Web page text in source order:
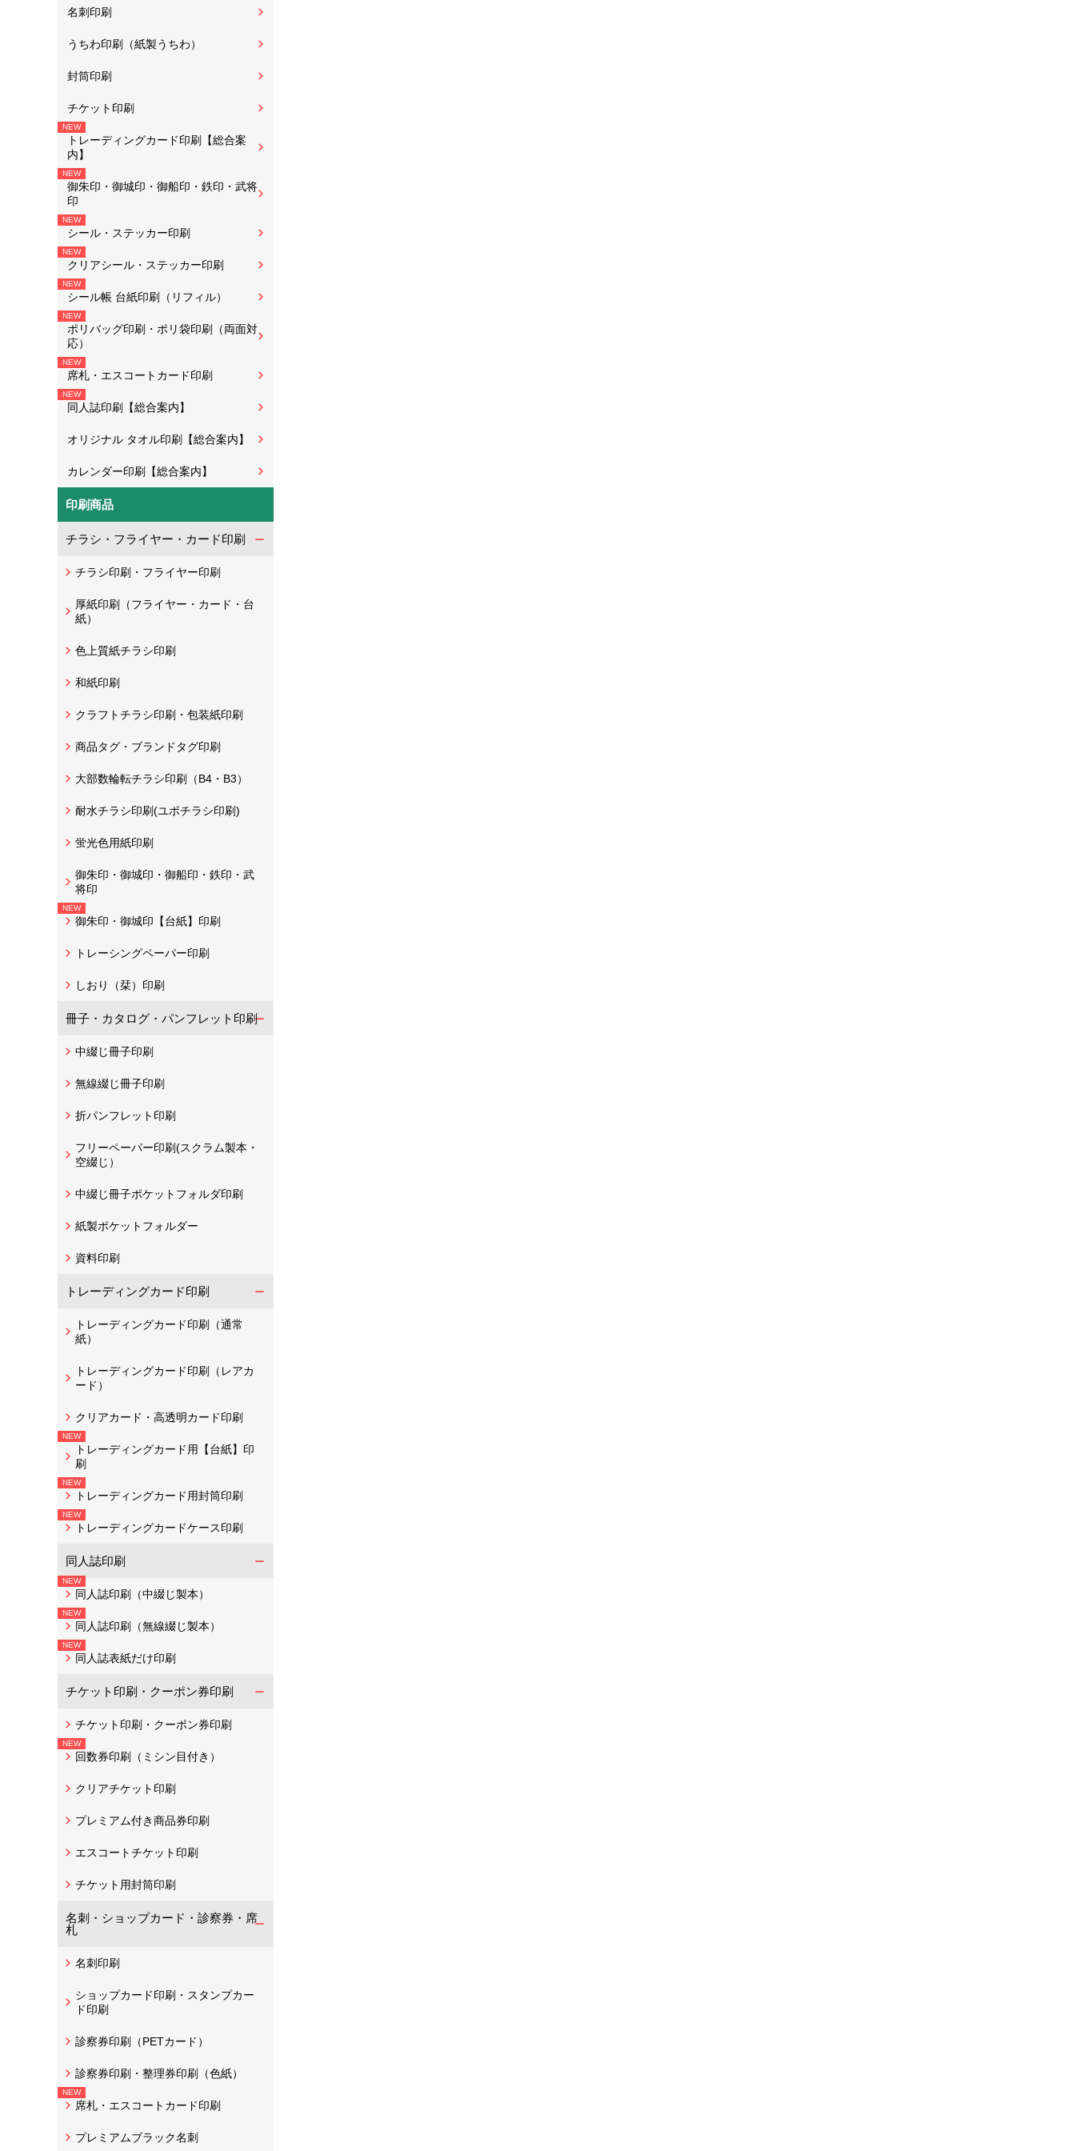
名刺印刷
うちわ印刷（紙製うちわ）
封筒印刷
チケット印刷
トレーディングカード印刷【総合案
内】
御朱印・御城印・御船印・鉄印・武将
印
シール・ステッカー印刷
クリアシール・ステッカー印刷
シール帳 台紙印刷（リフィル）
ポリバッグ印刷・ポリ袋印刷（両面対
応）
席札・エスコートカード印刷
同人誌印刷【総合案内】
オリジナル タオル印刷【総合案内】
カレンダー印刷【総合案内】
印刷商品
チラシ・フライヤー・カード印刷
チラシ印刷・フライヤー印刷
厚紙印刷（フライヤー・カード・台
紙）
色上質紙チラシ印刷
和紙印刷
クラフトチラシ印刷・包装紙印刷
商品タグ・ブランドタグ印刷
大部数輪転チラシ印刷（B4・B3）
耐水チラシ印刷(ユポチラシ印刷)
蛍光色用紙印刷
御朱印・御城印・御船印・鉄印・武
将印
御朱印・御城印【台紙】印刷
トレーシングペーパー印刷
しおり（栞）印刷
冊子・カタログ・パンフレット印刷
中綴じ冊子印刷
無線綴じ冊子印刷
折パンフレット印刷
フリーペーパー印刷(スクラム製本・
空綴じ）
中綴じ冊子ポケットフォルダ印刷
紙製ポケットフォルダー
資料印刷
トレーディングカード印刷
トレーディングカード印刷（通常
紙）
トレーディングカード印刷（レアカ
ード）
クリアカード・高透明カード印刷
トレーディングカード用【台紙】印
刷
トレーディングカード用封筒印刷
トレーディングカードケース印刷
同人誌印刷
同人誌印刷（中綴じ製本）
同人誌印刷（無線綴じ製本）
同人誌表紙だけ印刷
チケット印刷・クーポン券印刷
チケット印刷・クーポン券印刷
回数券印刷（ミシン目付き）
クリアチケット印刷
プレミアム付き商品券印刷
エスコートチケット印刷
チケット用封筒印刷
名刺・ショップカード・診察券・席
札
名刺印刷
ショップカード印刷・スタンプカー
ド印刷
診察券印刷（PETカード）
診察券印刷・整理券印刷（色紙）
席札・エスコートカード印刷
プレミアムブラック名刺